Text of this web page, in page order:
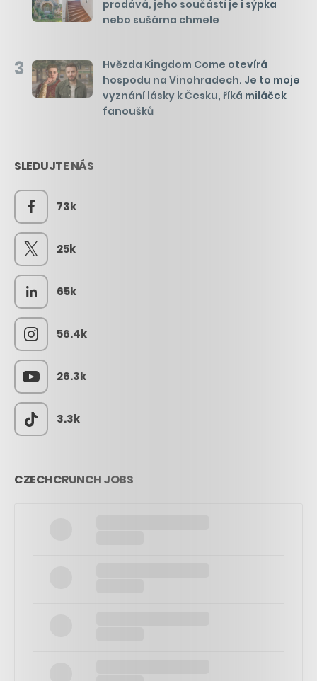
prodává, jeho součástí je i sýpka
nebo sušárna chmele
3
Hvězda Kingdom Come otevírá
hospodu na Vinohradech. Je to moje
vyznání lásky k Česku, říká miláček
fanoušků
SLEDUJTE NÁS
73k
25k
65k
56.4k
26.3k
3.3k
CZECHCRUNCH JOBS